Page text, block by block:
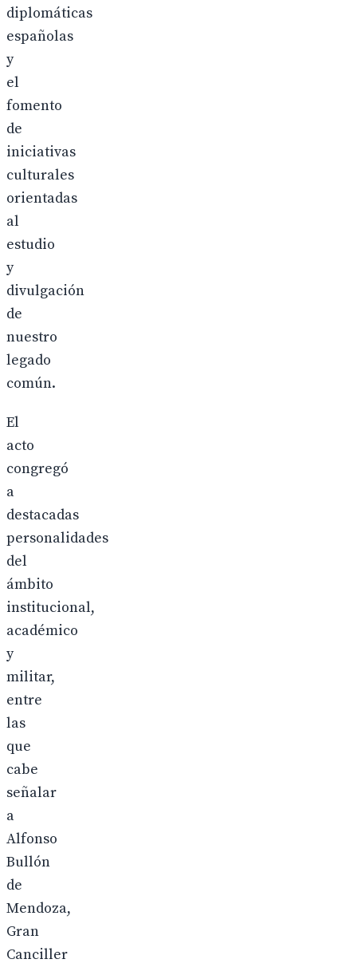
diplomáticas
españolas
y
el
fomento
de
iniciativas
culturales
orientadas
al
estudio
y
divulgación
de
nuestro
legado
común.
El
acto
congregó
a
destacadas
personalidades
del
ámbito
institucional,
académico
y
militar,
entre
las
que
cabe
señalar
a
Alfonso
Bullón
de
Mendoza,
Gran
Canciller